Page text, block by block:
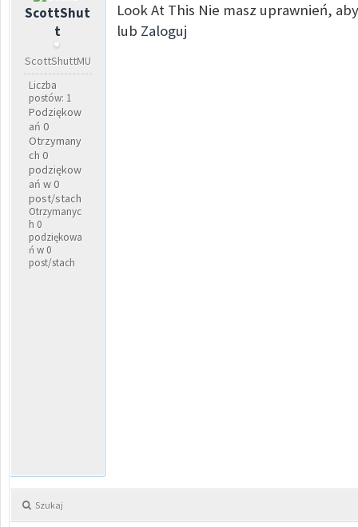
ScottShut
t
ScottShuttMU
Liczba
postów: 1
Podziękow
ań 0
Otrzymany
ch 0
podziękow
ań w 0
post/stach
Otrzymanyc
h 0
podziękowa
ń w 0
post/stach
Look At This Nie masz uprawnień,
lub Zaloguj
Szukaj